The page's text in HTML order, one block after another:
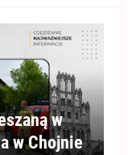
w
w Chojnie